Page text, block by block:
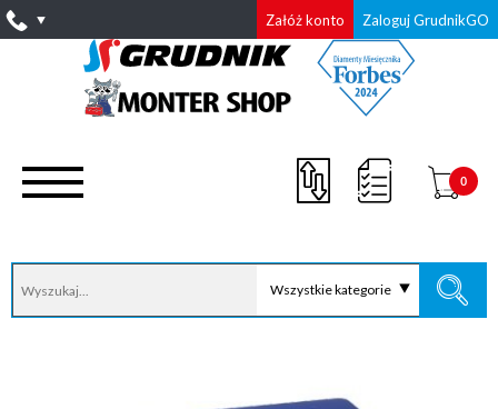
Załóż konto Zaloguj GrudnikGO
Wszystkie kategorie
0